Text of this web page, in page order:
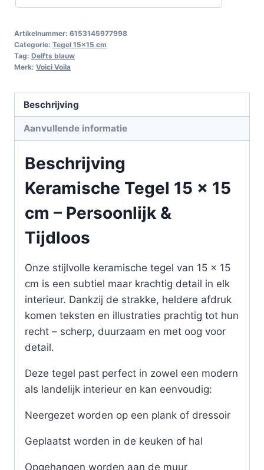
Artikelnummer: 6153145977998
Categorie: Tegel 15x15 cm
Tag: Delfts blauw
Merk: Voici Voila
Beschrijving
Aanvullende informatie
Beschrijving
Keramische Tegel 15 x 15
cm – Persoonlijk &
Tijdloos
Onze stijlvolle keramische tegel van 15 x 15
cm is een subtiel maar krachtig detail in elk
interieur. Dankzij de strakke, heldere afdruk
komen teksten en illustraties prachtig tot hun
recht – scherp, duurzaam en met oog voor
detail.
Deze tegel past perfect in zowel een modern
als landelijk interieur en kan eenvoudig:
Neergezet worden op een plank of dressoir
Geplaatst worden in de keuken of hal
Opgehangen worden aan de muur